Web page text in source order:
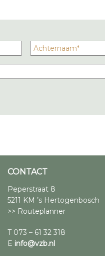
CONTACT
Peperstraat 8
5211 KM ’s Hertogenbosch
>> Routeplanner
T 073 – 61 32 318
E info@vzb.nl